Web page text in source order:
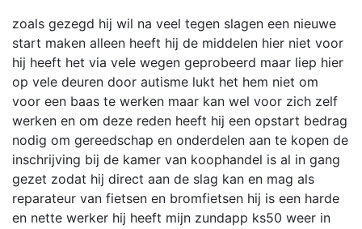
zoals gezegd hij wil na veel tegen slagen een nieuwe
start maken alleen heeft hij de middelen hier niet voor
hij heeft het via vele wegen geprobeerd maar liep hier
op vele deuren door autisme lukt het hem niet om
voor een baas te werken maar kan wel voor zich zelf
werken en om deze reden heeft hij een opstart bedrag
nodig om gereedschap en onderdelen aan te kopen de
inschrijving bij de kamer van koophandel is al in gang
gezet zodat hij direct aan de slag kan en mag als
reparateur van fietsen en bromfietsen hij is een harde
en nette werker hij heeft mijn zundapp ks50 weer in